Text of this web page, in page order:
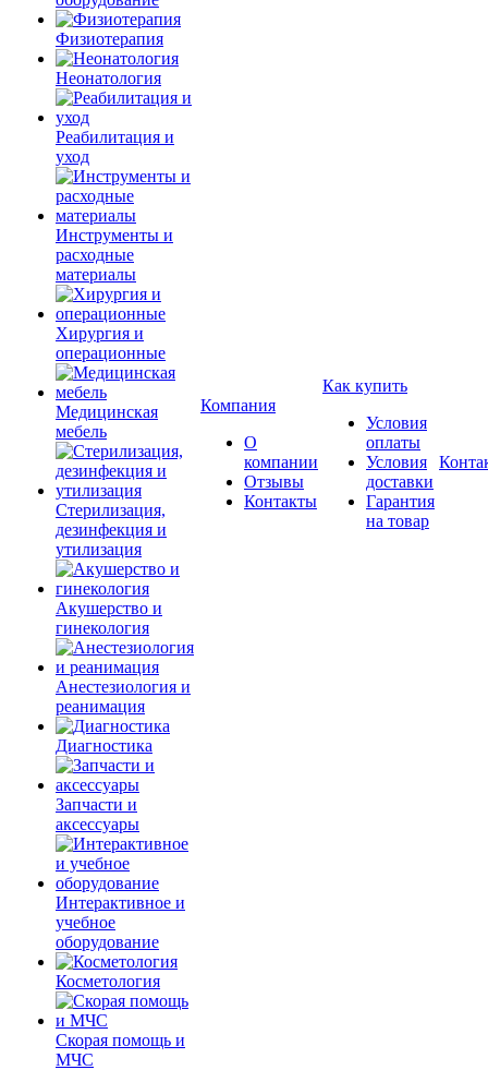
Физиотерапия
Неонатология
Реабилитация и
уход
Инструменты и
расходные
материалы
Хирургия и
операционные
Медицинская
мебель
Стерилизация,
дезинфекция и
утилизация
Акушерство и
гинекология
Анестезиология и
реанимация
Диагностика
Запчасти и
аксессуары
Интерактивное и
учебное
оборудование
Косметология
Скорая помощь и
МЧС
Компания
О
компании
Отзывы
Контакты
Как купить
Условия
оплаты
Условия
доставки
Гарантия
на товар